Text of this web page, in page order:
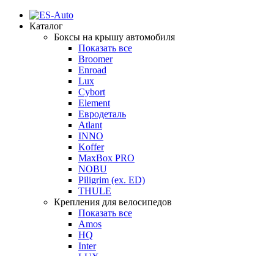
Каталог
Боксы на крышу автомобиля
Показать все
Broomer
Enroad
Lux
Cybort
Element
Евродеталь
Atlant
INNO
Koffer
MaxBox PRO
NOBU
Piligrim (ex. ED)
THULE
Крепления для велосипедов
Показать все
Amos
HQ
Inter